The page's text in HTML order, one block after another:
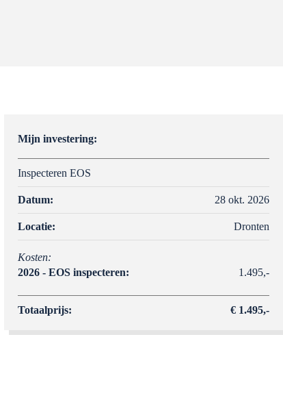
Mijn investering:
Inspecteren EOS
Datum: 28 okt. 2026
Locatie: Dronten
Kosten:
2026 - EOS inspecteren:
1.495,-
Totaalprijs: € 1.495,-